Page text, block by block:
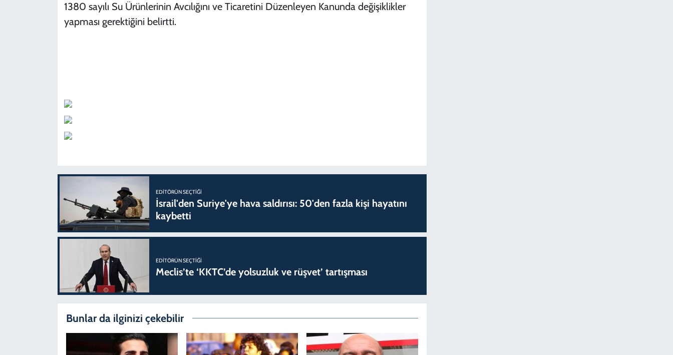
1380 sayılı Su Ürünlerinin Avcılığını ve Ticaretini Düzenleyen Kanunda değişiklikler
yapması gerektiğini belirtti.
EDITÖRÜN SEÇTIĞI
İsrail'den Suriye'ye hava saldırısı: 50'den fazla kişi hayatını
kaybetti
EDITÖRÜN SEÇTIĞI
Meclis’te ‘KKTC’de yolsuzluk ve rüşvet’ tartışması
Bunlar da ilginizi çekebilir